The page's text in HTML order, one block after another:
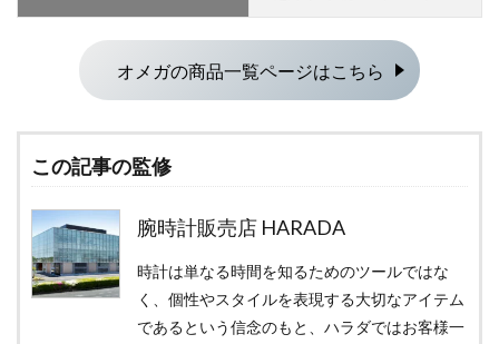
オメガの商品一覧ページはこちら
この記事の監修
腕時計販売店 HARADA
時計は単なる時間を知るためのツールではな
く、個性やスタイルを表現する大切なアイテム
であるという信念のもと、ハラダではお客様一